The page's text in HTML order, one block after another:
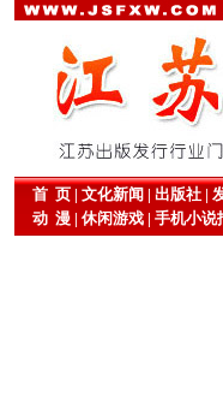
首 页| 文化新闻 | 出版社|
动 漫| 休闲游戏| 手机小说